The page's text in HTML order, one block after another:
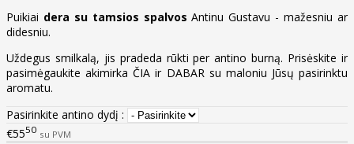
Puikiai dera su tamsios spalvos Antinu Gustavu - mažesniu ar
didesniu.
Uždegus smilkalą, jis pradeda rūkti per antino burną. Prisėskite ir
pasimėgaukite akimirka ČIA ir DABAR su maloniu Jūsų pasirinktu
aromatu.
Pasirinkite antino dydį :
€5550 su PVM